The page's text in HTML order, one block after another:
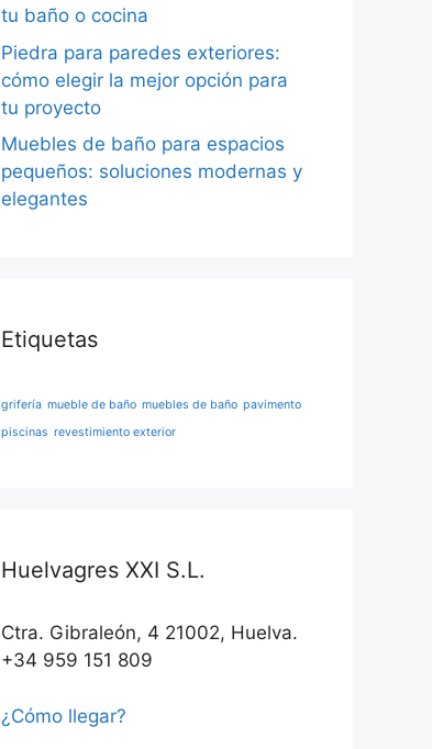
tu baño o cocina
Piedra para paredes exteriores:
cómo elegir la mejor opción para
tu proyecto
Muebles de baño para espacios
pequeños: soluciones modernas y
elegantes
Etiquetas
grifería mueble de baño muebles de baño pavimento
piscinas revestimiento exterior
Huelvagres XXI S.L.
Ctra. Gibraleón, 4 21002, Huelva.
+34 959 151 809
¿Cómo llegar?